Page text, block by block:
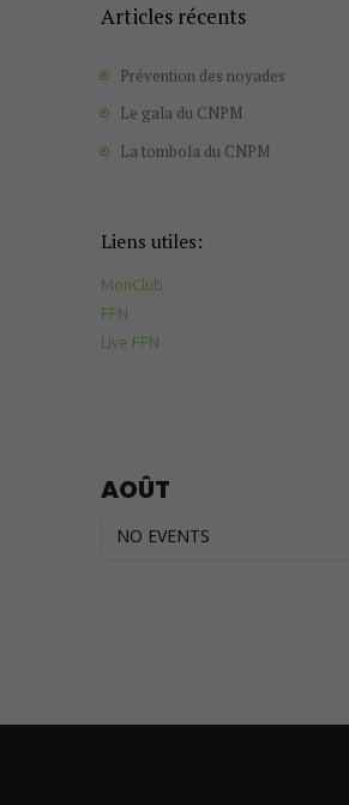
Articles récents
Prévention des noyades
Le gala du CNPM
La tombola du CNPM
Liens utiles:
MonClub
FFN
Live FFN
AOÛT
NO EVENTS